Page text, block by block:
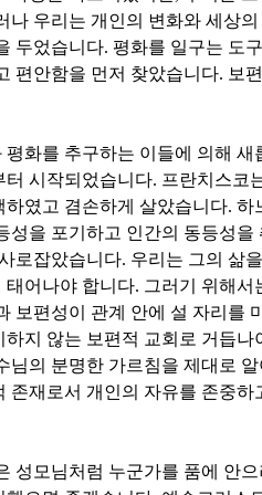
나 우리는 개인의 변화와 세상
두었습니다. 평화를 일구는 도
편안함을 먼저 찾았습니다. 보
화를 추구하는 이들에 의해 새
터 시작되었습니다. 프란치스코
였고 겸손하게 살았습니다. 하
성을 포기하고 인간의 동등성
로잡았습니다. 우리는 그의 삶
태어나야 합니다. 그러기 위해서
보편성이 관계 안에 설 자리를
지 않는 보편적 교회로 거듭나
님의 분명한 가르침을 제대로
존재로서 개인의 자유를 존중
성모님처럼 누군가를 품에 안